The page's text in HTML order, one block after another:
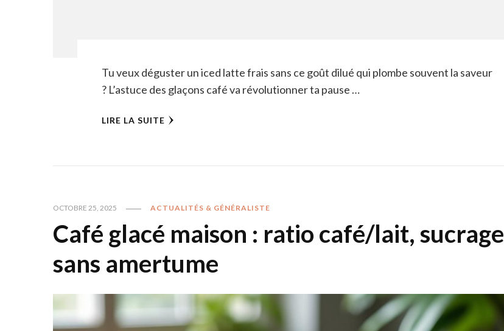
Tu veux déguster un iced latte frais sans ce goût dilué qui plombe souvent la saveur
? L’astuce des glaçons café va révolutionner ta pause …
LIRE LA SUITE
OCTOBRE 25, 2025 ACTUALITÉS & GÉNÉRALISTE
Café glacé maison : ratio café/lait, sucrage
sans amertume